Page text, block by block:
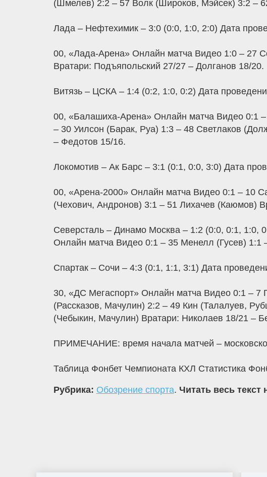
(Шмелев) 2:2 – 57 Волк (Широков, Мэйсек) 3:2 –
Лада – Нефтехимик – 3:0 (0:0, 1:0, 2:0) Дата
00, «Лада-Арена» Онлайн матча Видео 1:0 – 27
Вратари: Подъяпольский 27/27 – Долганов 18/20.
Витязь – ЦСКА – 1:4 (0:2, 1:0, 0:2) Дата
00, «Балашиха-Арена» Онлайн матча Видео 0:1
– 30 Уилсон (Барак, Руа) 1:3 – 48 Светлаков
– Федотов 15/16.
Локомотив – Ак Барс – 3:1 (0:1, 0:0, 3:0) Дата
00, «Арена-2000» Онлайн матча Видео 0:1 – 10
(Чехович, Андронов) 3:1 – 51 Лихачев (Каюмов)
Северсталь – Динамо Москва – 1:2 (0:0, 0:1, 1:0,
Онлайн матча Видео 0:1 – 35 Менелл (Гусев)
Спартак – Сочи – 4:3 (0:1, 1:1, 3:1) Дата
30, «ДС Мегаспорт» Онлайн матча Видео 0:1 –
(Рассказов, Мачулин) 2:2 – 49 Кин (Талалуев,
(Чебыкин, Мачулин) Вратари: Николаев 18/21 –
ПРИМЕЧАНИЕ: время начала матчей –
Таблица Фонбет Чемпионата КХЛ Статистика
Рубрика: Обозрение спорта. Читать весь текст